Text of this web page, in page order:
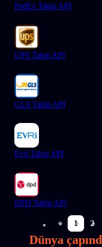
FedEx Takip API
UPS Takip API
GLS Takip API
Evri Takip API
DPD Takip API
1 2
Dünya